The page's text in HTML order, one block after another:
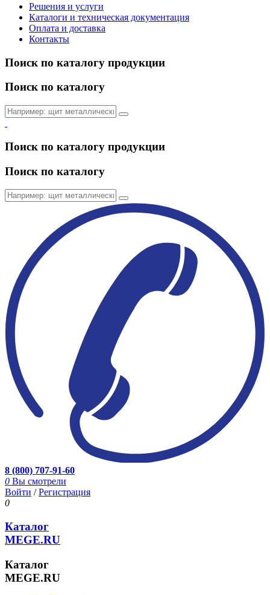
Решения и услуги
Каталоги и техническая документация
Оплата и доставка
Контакты
Поиск по каталогу продукции
Поиск по каталогу
Поиск по каталогу продукции
Поиск по каталогу
8 (800) 707-91-60
0 Вы смотрели
Войти /Регистрация
0
Каталог
MEGE.RU
Каталог
MEGE.RU